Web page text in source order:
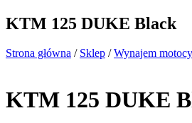
KTM 125 DUKE Black
Strona główna / Sklep /Wynajem
KTM 125 DUKE